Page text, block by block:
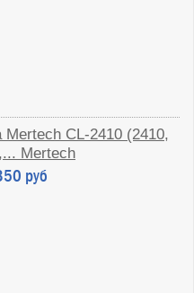
Mertech CL-2410 (2410,
Mertech
руб